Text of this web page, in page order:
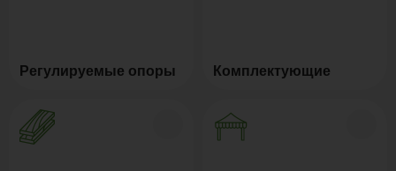
Регулируемые опоры Комплектующие